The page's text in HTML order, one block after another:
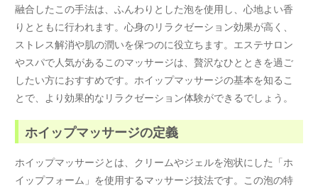
融合したこの手法は、ふんわりとした泡を使用し、心地よい香
りとともに行われます。心身のリラクゼーション効果が高く、
ストレス解消や肌の潤いを保つのに役立ちます。エステサロン
やスパで人気があるこのマッサージは、贅沢なひとときを過ご
したい方におすすめです。ホイップマッサージの基本を知るこ
とで、より効果的なリラクゼーション体験ができるでしょう。
ホイップマッサージの定義
ホイップマッサージとは、クリームやジェルを泡状にした「ホ
イップフォーム」を使用するマッサージ技法です。この泡の特